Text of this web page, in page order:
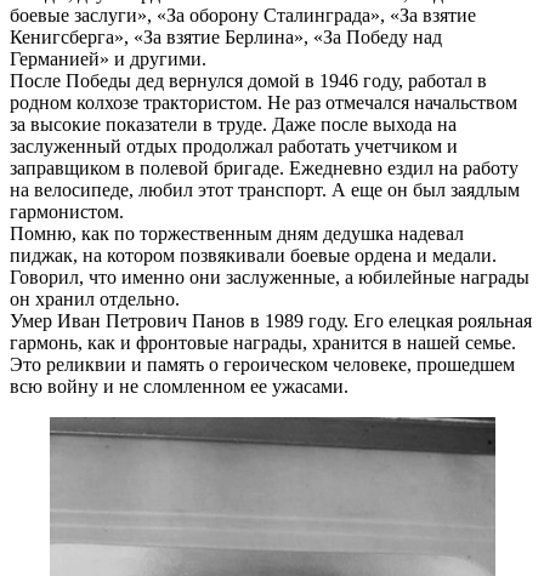
боевые заслуги», «За оборону Сталинграда», «За взятие
Кенигсберга», «За взятие Берлина», «За Победу над
Германией» и другими.
После Победы дед вернулся домой в 1946 году, работал в
родном колхозе трактористом. Не раз отмечался начальством
за высокие показатели в труде. Даже после выхода на
заслуженный отдых продолжал работать учетчиком и
заправщиком в полевой бригаде. Ежедневно ездил на работу
на велосипеде, любил этот транспорт. А еще он был заядлым
гармонистом.
Помню, как по торжественным дням дедушка надевал
пиджак, на котором позвякивали боевые ордена и медали.
Говорил, что именно они заслуженные, а юбилейные награды
он хранил отдельно.
Умер Иван Петрович Панов в 1989 году. Его елецкая рояльная
гармонь, как и фронтовые награды, хранится в нашей семье.
Это реликвии и память о героическом человеке, прошедшем
всю войну и не сломленном ее ужасами.